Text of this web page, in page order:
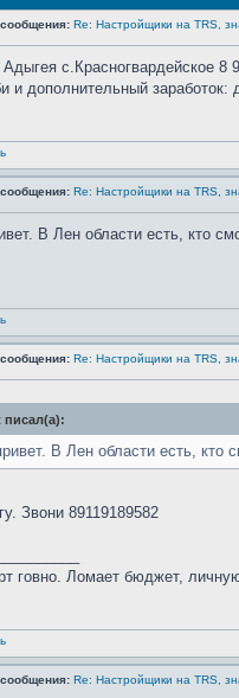
Re: Настройщики на TRS,
с.Красногвардейское 8
и дополнительный заработок:
Re: Настройщики на TRS,
В Лен области есть, кто
Re: Настройщики на TRS,
писал(а):
В Лен области есть, кто
Звони 89119189582
говно. Ломает бюджет,
Re: Настройщики на TRS,